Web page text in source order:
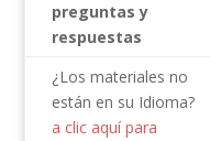
preguntas y
respuestas
¿Los materiales no
están en su Idioma?
a clic aquí para